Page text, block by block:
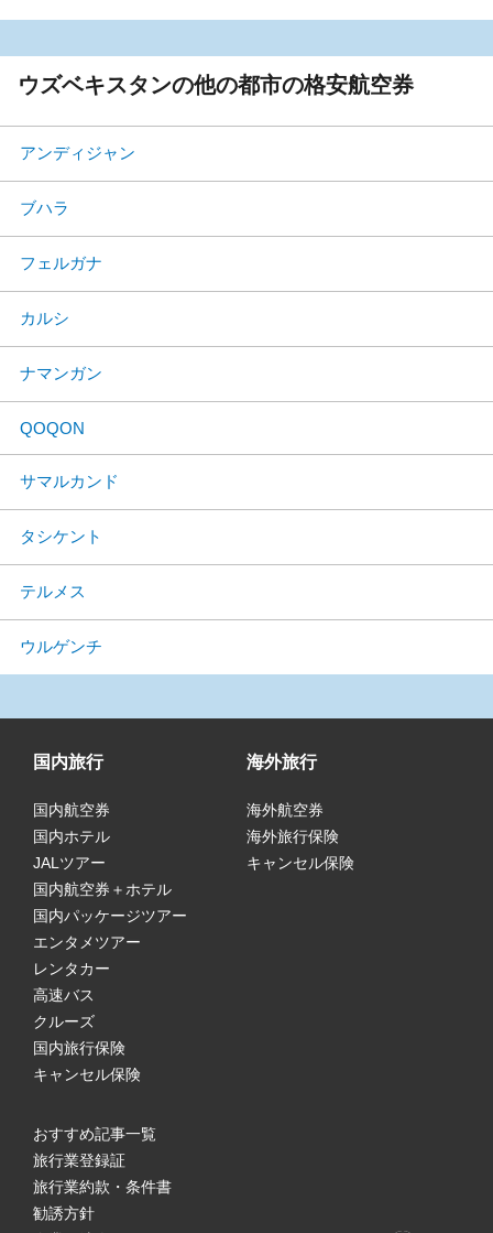
ウズベキスタンの他の都市の格安航空券
アンディジャン
ブハラ
フェルガナ
カルシ
ナマンガン
QOQON
サマルカンド
タシケント
テルメス
ウルゲンチ
国内旅行
国内航空券
国内ホテル
JALツアー
国内航空券＋ホテル
国内パッケージツアー
エンタメツアー
レンタカー
高速バス
クルーズ
国内旅行保険
キャンセル保険
海外旅行
海外航空券
海外旅行保険
キャンセル保険
おすすめ記事一覧
旅行業登録証
旅行業約款・条件書
勧誘方針